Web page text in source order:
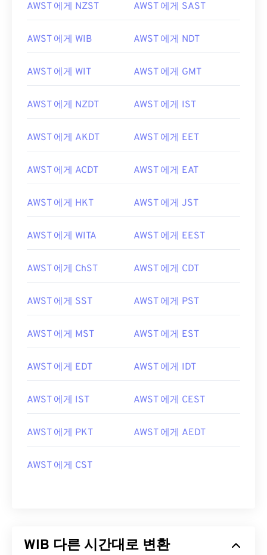
AWST 에게 NZST AWST 에게 SAST
AWST 에게 WIB AWST 에게 NDT
AWST 에게 WIT AWST 에게 GMT
AWST 에게 NZDT AWST 에게 IST
AWST 에게 AKDT AWST 에게 EET
AWST 에게 ACDT AWST 에게 EAT
AWST 에게 HKT AWST 에게 JST
AWST 에게 WITA AWST 에게 EEST
AWST 에게 ChST AWST 에게 CDT
AWST 에게 SST AWST 에게 PST
AWST 에게 MST AWST 에게 EST
AWST 에게 EDT AWST 에게 IDT
AWST 에게 IST AWST 에게 CEST
AWST 에게 PKT AWST 에게 AEDT
AWST 에게 CST
WIB 다른 시간대로 변환